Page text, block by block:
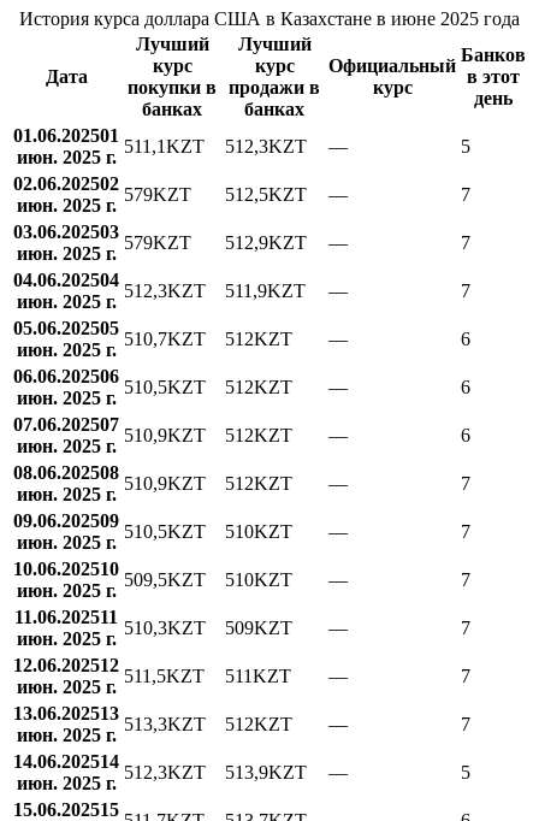
История курса доллара США в Казахстане в июне 2025 года
Дата
Лучший
курс
покупки в
банках
Лучший
курс
продажи в
банках
Официальный
курс
Банков
в этот
день
01.06.202501
июн. 2025 г.
511,1KZT 512,3KZT —
5
02.06.202502
июн. 2025 г.
579KZT 512,5KZT —
7
03.06.202503
июн. 2025 г.
579KZT 512,9KZT —
7
04.06.202504
июн. 2025 г.
512,3KZT 511,9KZT —
7
05.06.202505
июн. 2025 г.
510,7KZT 512KZT —
6
06.06.202506
июн. 2025 г.
510,5KZT 512KZT —
6
07.06.202507
июн. 2025 г.
510,9KZT 512KZT —
6
08.06.202508
июн. 2025 г.
510,9KZT 512KZT —
7
09.06.202509
июн. 2025 г.
510,5KZT 510KZT —
7
10.06.202510
июн. 2025 г.
509,5KZT 510KZT —
7
11.06.202511
июн. 2025 г.
510,3KZT 509KZT —
7
12.06.202512
июн. 2025 г.
511,5KZT 511KZT —
7
13.06.202513
июн. 2025 г.
513,3KZT 512KZT —
7
14.06.202514
июн. 2025 г.
512,3KZT 513,9KZT —
5
15.06.202515